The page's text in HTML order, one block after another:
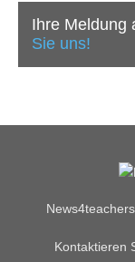
Ihre Meldung
Sie uns!
Kontaktieren